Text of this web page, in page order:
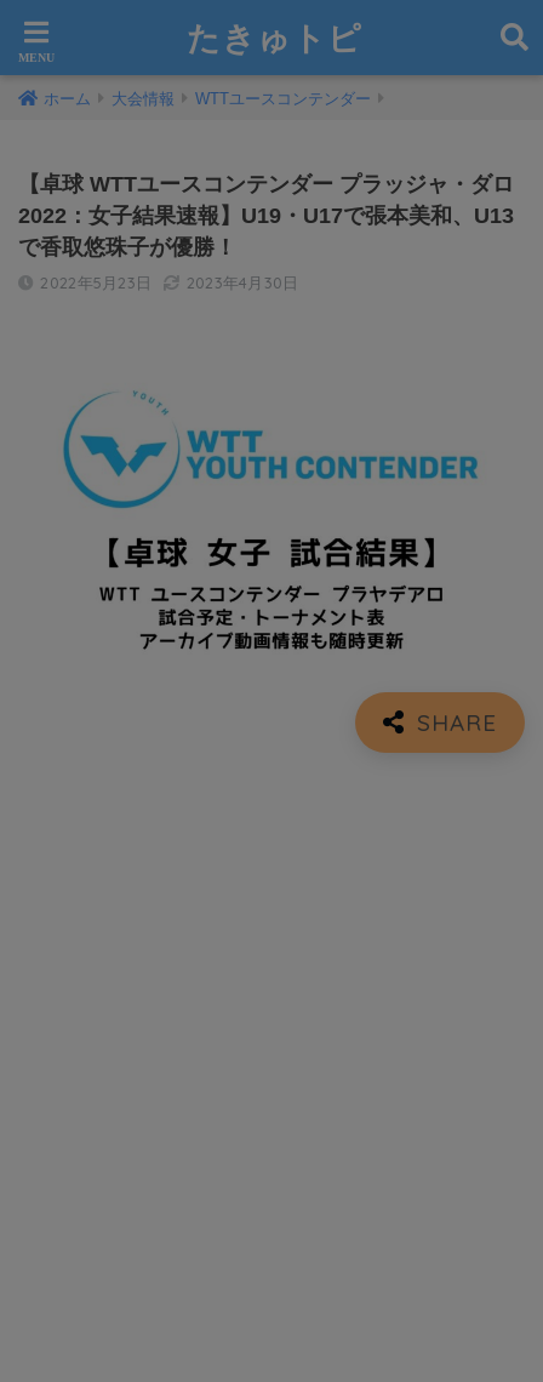
たきゅトピ
ホーム 大会情報 WTTユースコンテンダー
【卓球 WTTユースコンテンダー プラッジャ・ダロ
2022：女子結果速報】U19・U17で張本美和、U13
で香取悠珠子が優勝！
2022年5月23日 2023年4月30日